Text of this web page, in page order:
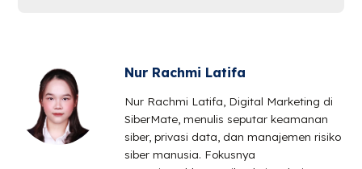
Nur Rachmi Latifa
Nur Rachmi Latifa, Digital Marketing di
SiberMate, menulis seputar keamanan
siber, privasi data, dan manajemen risiko
siber manusia. Fokusnya